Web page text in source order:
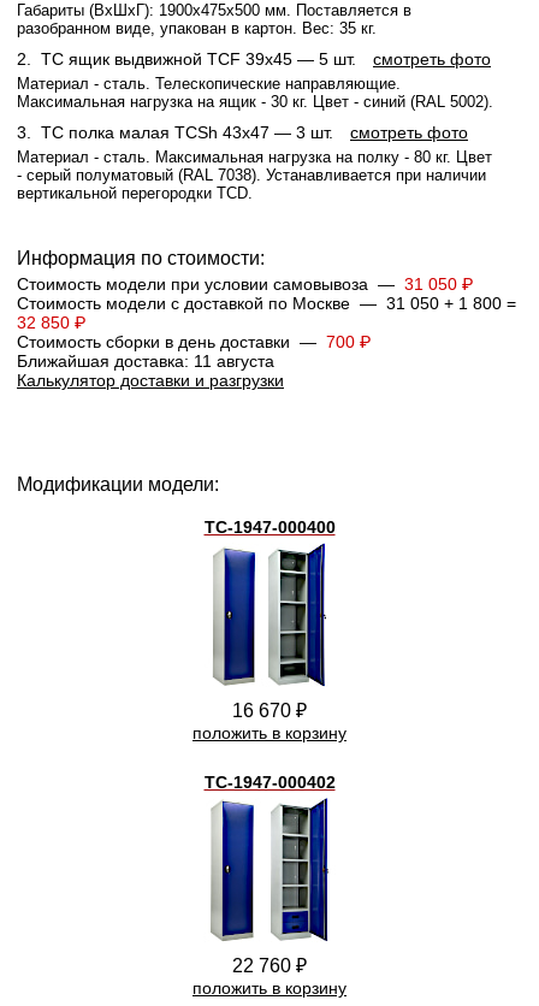
Габариты (ВхШхГ): 1900x475x500 мм. Поставляется в
разобранном виде, упакован в картон. Вес: 35 кг.
2. TC ящик выдвижной TCF 39x45 — 5 шт. смотреть фото
Материал - сталь. Телескопические направляющие.
Максимальная нагрузка на ящик - 30 кг. Цвет - синий (RAL 5002).
3. TC полка малая TCSh 43х47 — 3 шт. смотреть фото
Материал - сталь. Максимальная нагрузка на полку - 80 кг. Цвет
- серый полуматовый (RAL 7038). Устанавливается при наличии
вертикальной перегородки TCD.
Информация по стоимости:
Стоимость модели при условии самовывоза — 31 050 ₽
Стоимость модели с доставкой по Москве — 31 050 + 1 800 =
32 850 ₽
Стоимость сборки в день доставки — 700 ₽
Ближайшая доставка: 11 августа
Калькулятор доставки и разгрузки
Модификации модели:
TC-1947-000400
16 670 ₽
положить в корзину
TC-1947-000402
22 760 ₽
положить в корзину